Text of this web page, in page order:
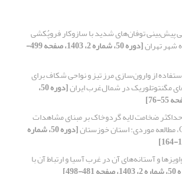
پیش‌بینی توفان‌های شدید با سازوکار فروپُکشی
تهران [دوره 50، شماره 2، 1403، صفحه 499-
از وارون‌سازی مرز تیز و نواحی شکاف برای
مگنتوتلوریک در شمال‌غرب ایران [دوره 50،
ضخامت لایه گردوخاک بر مبنای مشاهدات
[دوره 50، شماره
و آستانه‌های آن در غرب آسیا و ارتباط آن با